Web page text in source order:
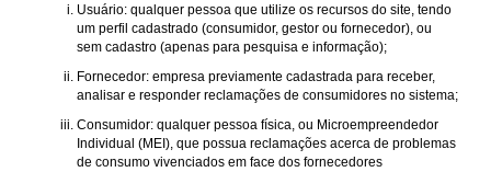
Usuário: qualquer pessoa que utilize os recursos do site, tendo
um perfil cadastrado (consumidor, gestor ou fornecedor), ou
sem cadastro (apenas para pesquisa e informação);
Fornecedor: empresa previamente cadastrada para receber,
analisar e responder reclamações de consumidores no sistema;
Consumidor: qualquer pessoa física, ou Microempreendedor
Individual (MEI), que possua reclamações acerca de problemas
de consumo vivenciados em face dos fornecedores